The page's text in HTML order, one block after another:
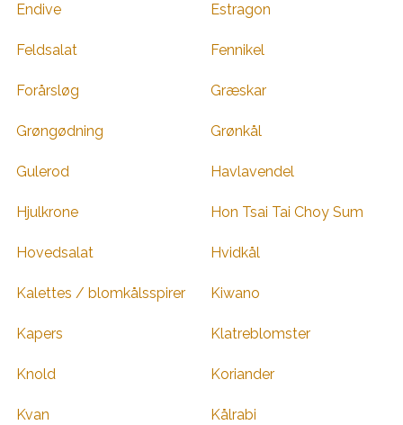
Endive Estragon
Feldsalat Fennikel
Forårsløg Græskar
Grøngødning Grønkål
Gulerod Havlavendel
Hjulkrone Hon Tsai Tai Choy Sum
Hovedsalat Hvidkål
Kalettes / blomkålsspirer Kiwano
Kapers Klatreblomster
Knold Koriander
Kvan Kålrabi